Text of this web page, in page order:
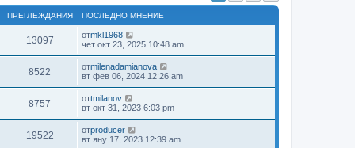
ПРЕГЛЕЖДАНИЯ ПОСЛЕДНО МНЕНИЕ
13097 отmkl1968
чет окт 23, 2025 10:48 am
8522 отmilenadamianova
вт фев 06, 2024 12:26 am
8757 отtmilanov
вт окт 31, 2023 6:03 pm
19522 отproducer
вт яну 17, 2023 12:39 am